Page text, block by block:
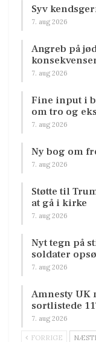
Syv
7. aug 2026
Angreb på
7. aug 2026
Fine input i
om tro og
7. aug 2026
Ny bog om
7. aug 2026
Støtte til
at gå i kirke
7. aug 2026
Nyt tegn på
soldater
7. aug 2026
Amnesty UK
sortlistede
7. aug 2026
FORRIGE